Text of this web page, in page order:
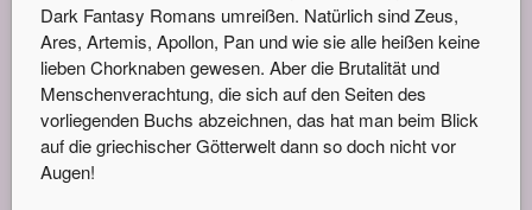
Dark Fantasy Romans umreißen. Natürlich sind Zeus,
Ares, Artemis, Apollon, Pan und wie sie alle heißen keine
lieben Chorknaben gewesen. Aber die Brutalität und
Menschenverachtung, die sich auf den Seiten des
vorliegenden Buchs abzeichnen, das hat man beim Blick
auf die griechischer Götterwelt dann so doch nicht vor
Augen!